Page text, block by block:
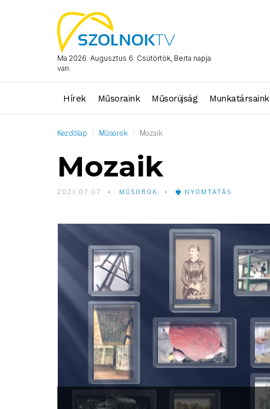
Ma 2026. Augusztus 6. Csütörtök, Berta napja
van.
Hírek Műsoraink Műsorújság Munkatársaink
Kezdőlap Műsorok Mozaik
Mozaik
2021.07.07 MŰSOROK NYOMTATÁS
Video